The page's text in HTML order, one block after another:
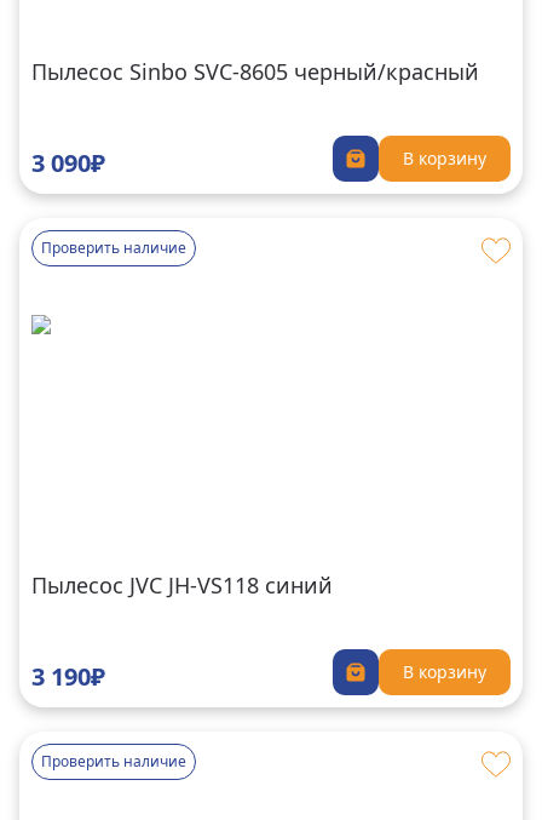
Пылесос Sinbo SVC-8605 черный/красный
3 090₽ В корзину
Проверить наличие
Пылесос JVC JH-VS118 синий
3 190₽ В корзину
Проверить наличие